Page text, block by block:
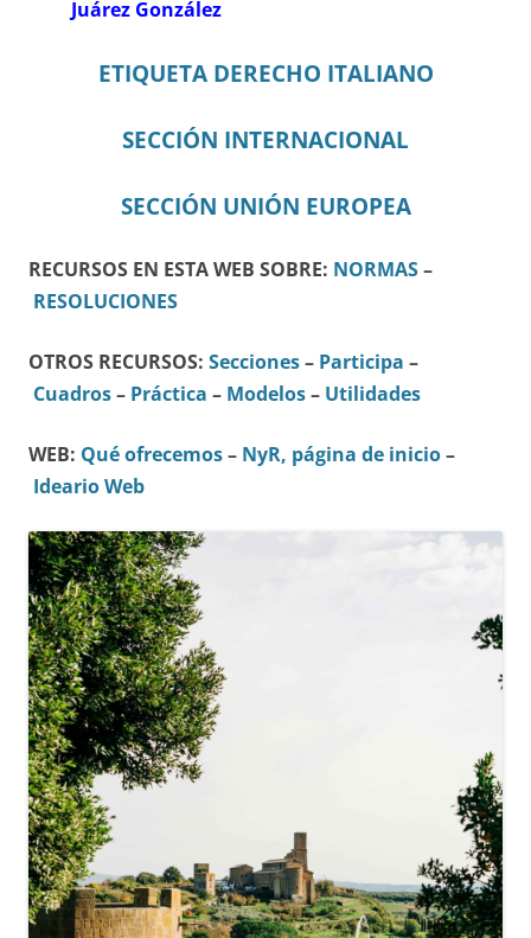
Juárez González
ETIQUETA DERECHO ITALIANO
SECCIÓN INTERNACIONAL
SECCIÓN UNIÓN EUROPEA
RECURSOS EN ESTA WEB SOBRE: NORMAS–
RESOLUCIONES
OTROS RECURSOS: Secciones– Participa –
Cuadros– Práctica – Modelos– Utilidades
WEB: Qué ofrecemos– NyR, página de inicio–
Ideario Web